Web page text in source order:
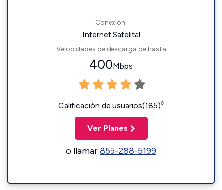
Conexión:
Internet Satelital
Velocidades de descarga de hasta
400Mbps
Calificación de usuarios(185)◊
Ver Planes
o llamar855-288-5199